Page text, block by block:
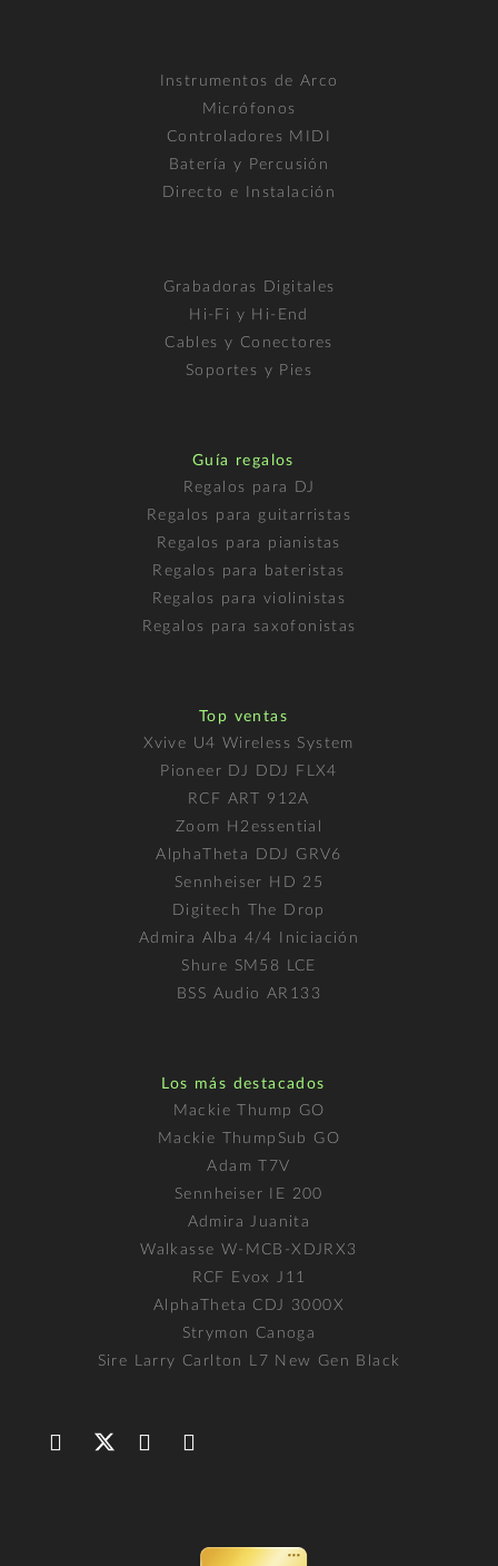
Instrumentos de Arco
Micrófonos
Controladores MIDI
Batería y Percusión
Directo e Instalación
Grabadoras Digitales
Hi-Fi y Hi-End
Cables y Conectores
Soportes y Pies
Guía regalos
Regalos para DJ
Regalos para guitarristas
Regalos para pianistas
Regalos para bateristas
Regalos para violinistas
Regalos para saxofonistas
Top ventas
Xvive U4 Wireless System
Pioneer DJ DDJ FLX4
RCF ART 912A
Zoom H2essential
AlphaTheta DDJ GRV6
Sennheiser HD 25
Digitech The Drop
Admira Alba 4/4 Iniciación
Shure SM58 LCE
BSS Audio AR133
Los más destacados
Mackie Thump GO
Mackie ThumpSub GO
Adam T7V
Sennheiser IE 200
Admira Juanita
Walkasse W-MCB-XDJRX3
RCF Evox J11
AlphaTheta CDJ 3000X
Strymon Canoga
Sire Larry Carlton L7 New Gen Black